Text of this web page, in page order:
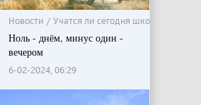
Новости / Учатся ли сегодня школьники?
Ноль - днём, минус один -
вечером
6-02-2024, 06:29